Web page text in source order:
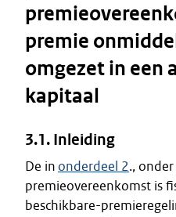
premie
omgezet in een
kapitaal
3.1. Inleiding
De in onderdeel 2.,
premieovereenkomst is
beschikbare-